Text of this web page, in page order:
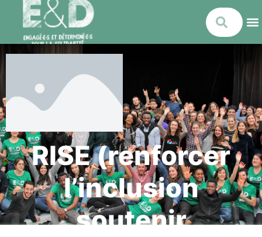
RISE (renforcer
l’inclusion
soutenir